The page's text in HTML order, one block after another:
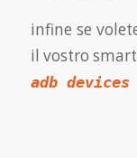
infine se
il vostro
adb devices